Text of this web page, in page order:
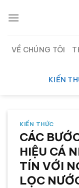
đến
dung
VỀ CHÚNG TÔI
KIẾN
KIẾN THỨC
CÁC
HIỆU CÁ
TÍN VỚI
LỌC